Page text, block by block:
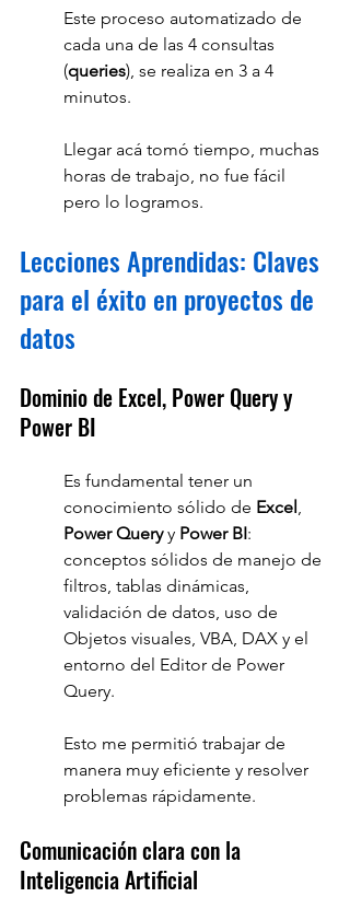
Este proceso automatizado de
cada una de las 4 consultas
(queries), se realiza en 3 a 4
minutos.
Llegar acá tomó tiempo, muchas
horas de trabajo, no fue fácil
pero lo logramos.
Lecciones Aprendidas: Claves
para el éxito en proyectos de
datos
Dominio de Excel, Power Query y
Power BI
Es fundamental tener un
conocimiento sólido de Excel
Power Query y Power BI:
conceptos sólidos de manejo de
filtros, tablas dinámicas,
validación de datos, uso de
Objetos visuales, VBA, DAX y el
entorno del Editor de Power
Query.
Esto me permitió trabajar de
manera muy eficiente y resolver
problemas rápidamente.
Comunicación clara con la
Inteligencia Artificial